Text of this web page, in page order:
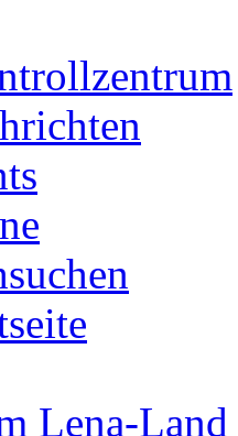
Lena-Land